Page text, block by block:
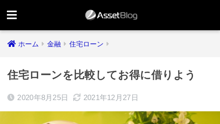
ホーム 金融 住宅ローン
住宅ローンを比較してお得に借りよう
2020年8月25日 2021年12月27日